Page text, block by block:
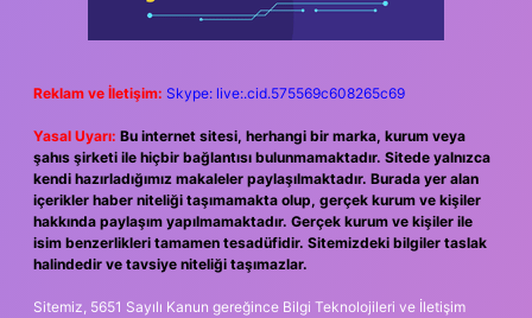
Reklam ve İletişim: Skype: live:.cid.575569c608265c69
Yasal Uyarı: Bu internet sitesi, herhangi bir marka, kurum veya
şahıs şirketi ile hiçbir bağlantısı bulunmamaktadır. Sitede yalnızca
kendi hazırladığımız makaleler paylaşılmaktadır. Burada yer alan
içerikler haber niteliği taşımamakta olup, gerçek kurum ve kişiler
hakkında paylaşım yapılmamaktadır. Gerçek kurum ve kişiler ile
isim benzerlikleri tamamen tesadüfidir. Sitemizdeki bilgiler taslak
halindedir ve tavsiye niteliği taşımazlar.
Sitemiz, 5651 Sayılı Kanun gereğince Bilgi Teknolojileri ve İletişim